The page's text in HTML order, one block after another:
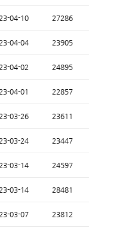
04-10 27286
04-04 23905
04-02 24895
04-01 22857
03-26 23611
03-24 23447
03-14 24597
03-14 28481
03-07 23812